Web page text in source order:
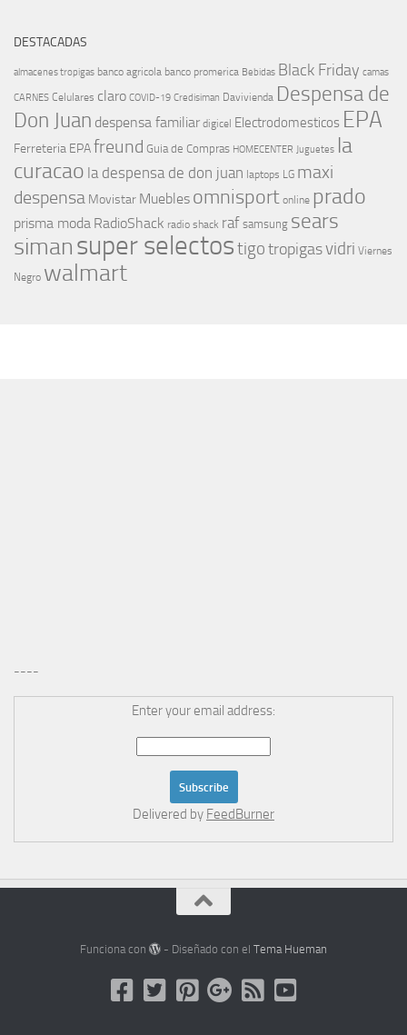
DESTACADAS
almacenes tropigas banco agricola banco promerica Bebidas Black Friday camas
CARNES Celulares claro COVID-19 Credisiman Davivienda Despensa de
Don Juan despensa familiar digicel Electrodomesticos EPA
Ferreteria EPAfreund Guia de Compras HOMECENTER Juguetes la
curacao la despensa de don juan laptops LG maxi
despensa Movistar Muebles omnisport online prado
prisma moda RadioShack radio shack raf samsung sears
simansuper selectostigotropigasvidri Viernes
Negro walmart
----
Enter your email address:
Delivered by FeedBurner
Funciona con - Diseñado con elTema Hueman